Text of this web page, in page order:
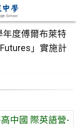
年度傅爾布萊特
」實施計
中國 際英語營-